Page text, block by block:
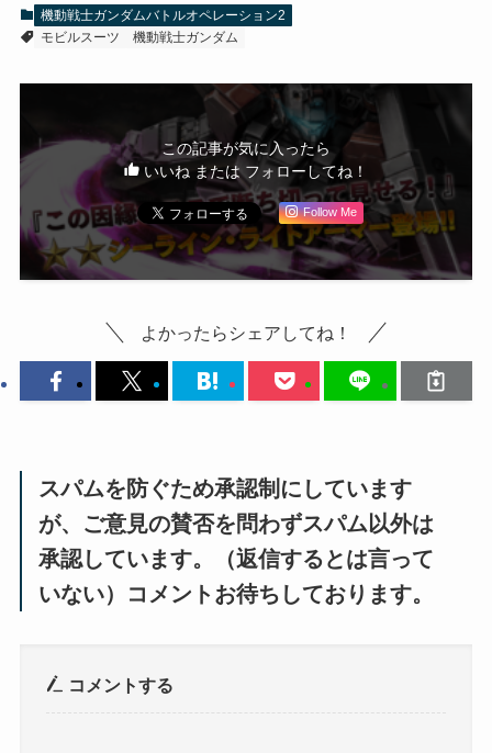
機動戦士ガンダムバトルオペレーション2
モビルスーツ
機動戦士ガンダム
この記事が気に入ったら
いいね または フォローしてね！
Follow Me
よかったらシェアしてね！
スパムを防ぐため承認制にしています
が、ご意見の賛否を問わずスパム以外は
承認しています。（返信するとは言って
いない）コメントお待ちしております。
コメントする